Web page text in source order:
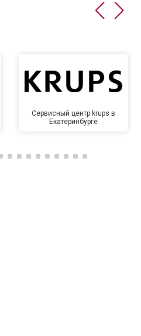
Сервисный центр krups в
Екатеринбурге